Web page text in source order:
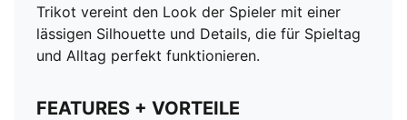
Trikot vereint den Look der Spieler mit einer
lässigen Silhouette und Details, die für Spieltag
und Alltag perfekt funktionieren.
FEATURES + VORTEILE